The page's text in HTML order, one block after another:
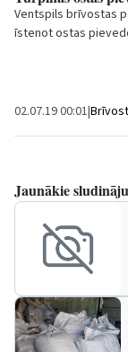
Ventspils brīvostas
īstenot ostas
02.07.19 00:01|
Jaunākie